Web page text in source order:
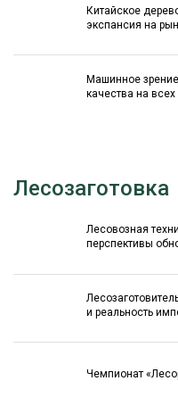
Китайское
экспансия на
Машинное
качества на всех
Лесозаготовка
Лесовозная
перспективы
и реальность
Чемпионат